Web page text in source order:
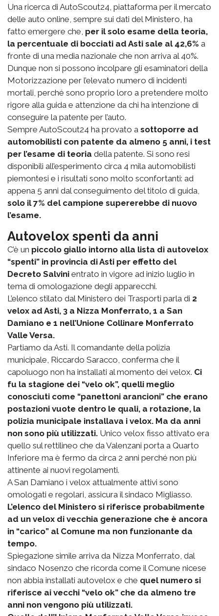
Una ricerca di AutoScout24, piattaforma per il mercato
delle auto online, sempre sui dati del Ministero, ha
fatto emergere che, per il solo esame della teoria,
la percentuale di bocciati ad Asti sale al 42,6% a
fronte di una media nazionale che non arriva al 40%.
Dunque non si possono incolpare gli esaminatori della
Motorizzazione per l’elevato numero di incidenti
mortali, perché sono proprio loro a pretendere molto
rigore alla guida e attenzione da chi ha intenzione di
conseguire la patente per l’auto.
Sempre AutoScout24 ha provato a sottoporre ad
automobilisti con patente da almeno 5 anni, i test
per l’esame di teoria della patente. Si sono resi
disponibili all’esperimento circa 4 mila automobilisti
piemontesi e i risultati sono molto sconfortanti: ad
appena 5 anni dal conseguimento del titolo di guida,
solo il 7% del campione supererebbe di nuovo
l’esame.
Autovelox spenti da anni
C’è un piccolo giallo intorno alla lista di autovelox
“spenti” in provincia di Asti per effetto del
Decreto Salvini entrato in vigore ad inizio luglio in
tema di omologazione degli apparecchi.
L’elenco stilato dal Ministero dei Trasporti parla di 2
velox ad Asti, 3 a Nizza Monferrato, 1 a San
Damiano e 1 nell’Unione Collinare Monferrato
Valle Versa.
Partiamo da Asti. Il comandante della polizia
municipale, Riccardo Saracco, conferma che il
capoluogo non ha installati al momento dei velox. Ci
fu la stagione dei “velo ok”, quelli meglio
conosciuti come “panettoni arancioni” che erano
postazioni vuote dentro le quali, a rotazione, la
polizia municipale installava i velox. Ma da anni
non sono più utilizzati. Unico velox fisso attivato era
quello sul rettilineo che da Valenzani porta a Quarto
Inferiore ma è fermo da circa 2 anni perché non più
attinente ai nuovi regolamenti.
A San Damiano i velox attualmente attivi sono
omologati e regolari, assicura il sindaco Migliasso.
L’elenco del Ministero si riferisce probabilmente
ad un velox di vecchia generazione che è ancora
in “carico” al Comune ma non funzionante da
tempo.
Spiegazione simile arriva da Nizza Monferrato, dal
sindaco Nosenzo che ricorda come il Comune nicese
non abbia installati autovelox e che quel numero si
riferisce ai vecchi “velo ok” che da almeno tre
anni non vengono più utilizzati.